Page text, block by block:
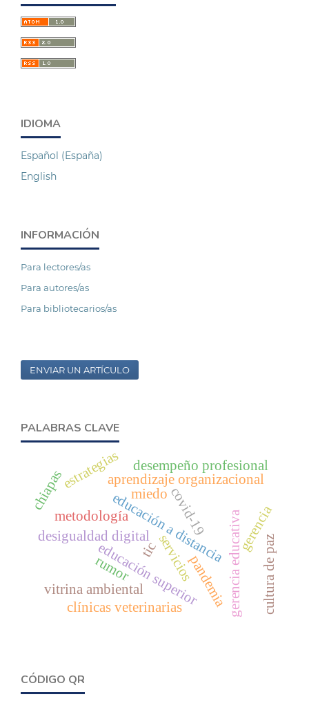
IDIOMA
Español (España)
English
INFORMACIÓN
Para lectores/as
Para autores/as
Para bibliotecarios/as
ENVIAR UN ARTÍCULO
PALABRAS CLAVE
educación a distancia
desigualdad digital covid-19
educación superior
aprendizaje organizacional
gerencia educativa
estrategias
gerencia
tic
desempeño profesional
vitrina ambiental
metodología
servicios
clínicas veterinarias pandemia cultura de paz
rumor
miedo
chiapas
CÓDIGO QR